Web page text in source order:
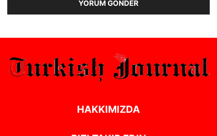
HAKKIMIZDA